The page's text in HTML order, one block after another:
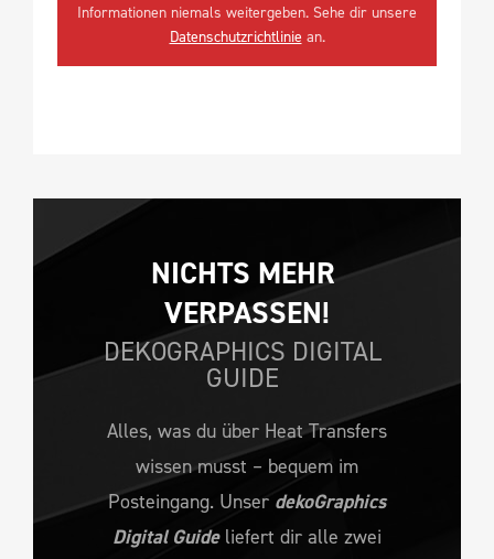
Informationen niemals weitergeben. Sehe dir unsere
Datenschutzrichtlinie an.
NICHTS MEHR
VERPASSEN!
DEKOGRAPHICS DIGITAL
GUIDE
Alles, was du über Heat Transfers
wissen musst – bequem im
Posteingang. Unser dekoGraphics
Digital Guideliefert dir alle zwei